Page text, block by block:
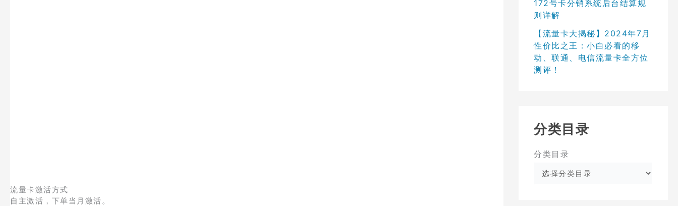
流量卡激活方式
自主激活，下单当月激活。
172号卡分销系统后台结算规
则详解
【流量卡大揭秘】2024年7月
性价比之王：小白必看的移
动、联通、电信流量卡全方位
测评！
分类目录
分类目录